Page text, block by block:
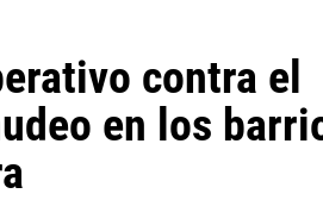
contra el
en los